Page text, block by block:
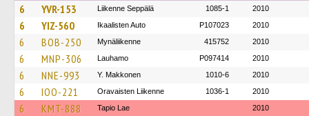
6 YVR-153 Liikenne Seppälä 1085-1 2010
6 YIZ-560 Ikaalisten Auto P107023 2010
6 BOB-250 Mynäliikenne 415752 2010
6 MNP-306 Lauhamo P097414 2010
6 NNE-993 Y. Makkonen 1010-6 2010
6 IOO-221 Oravaisten Liikenne 1036-1 2010
6 KMT-888 Tapio Lae 2010